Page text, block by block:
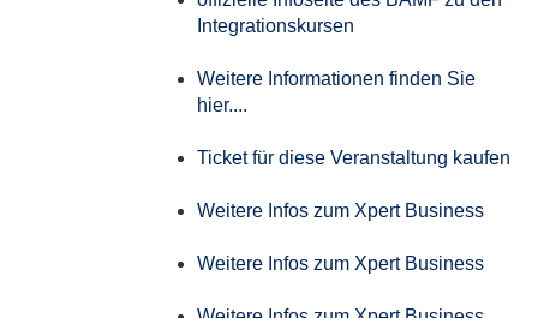
Integrationskursen
Weitere Informationen finden Sie
hier....
Ticket für diese Veranstaltung kaufen
Weitere Infos zum Xpert Business
Weitere Infos zum Xpert Business